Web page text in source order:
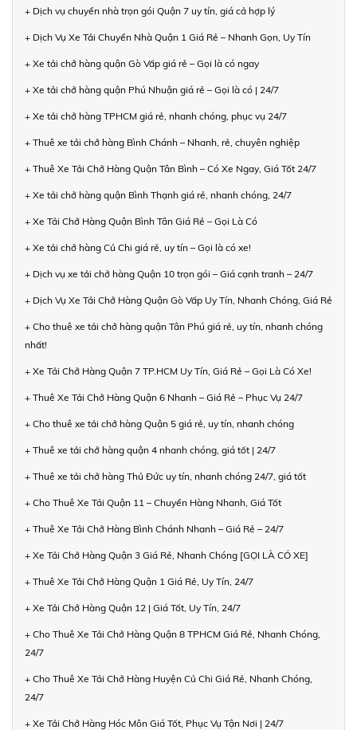
+ Dịch vụ chuyển nhà trọn gói Quận 7 uy tín, giá cả hợp lý
+ Dịch Vụ Xe Tải Chuyển Nhà Quận 1 Giá Rẻ – Nhanh Gọn, Uy Tín
+ Xe tải chở hàng quận Gò Vấp giá rẻ – Gọi là có ngay
+ Xe tải chở hàng quận Phú Nhuận giá rẻ – Gọi là có | 24/7
+ Xe tải chở hàng TPHCM giá rẻ, nhanh chóng, phục vụ 24/7
+ Thuê xe tải chở hàng Bình Chánh – Nhanh, rẻ, chuyên nghiệp
+ Thuê Xe Tải Chở Hàng Quận Tân Bình – Có Xe Ngay, Giá Tốt 24/7
+ Xe tải chở hàng quận Bình Thạnh giá rẻ, nhanh chóng, 24/7
+ Xe Tải Chở Hàng Quận Bình Tân Giá Rẻ – Gọi Là Có
+ Xe tải chở hàng Củ Chi giá rẻ, uy tín – Gọi là có xe!
+ Dịch vụ xe tải chở hàng Quận 10 trọn gói – Giá cạnh tranh – 24/7
+ Dịch Vụ Xe Tải Chở Hàng Quận Gò Vấp Uy Tín, Nhanh Chóng, Giá Rẻ
+ Cho thuê xe tải chở hàng quận Tân Phú giá rẻ, uy tín, nhanh chóng
nhất!
+ Xe Tải Chở Hàng Quận 7 TP.HCM Uy Tín, Giá Rẻ – Gọi Là Có Xe!
+ Thuê Xe Tải Chở Hàng Quận 6 Nhanh – Giá Rẻ – Phục Vụ 24/7
+ Cho thuê xe tải chở hàng Quận 5 giá rẻ, uy tín, nhanh chóng
+ Thuê xe tải chở hàng quận 4 nhanh chóng, giá tốt | 24/7
+ Thuê xe tải chở hàng Thủ Đức uy tín, nhanh chóng 24/7, giá tốt
+ Cho Thuê Xe Tải Quận 11 – Chuyển Hàng Nhanh, Giá Tốt
+ Thuê Xe Tải Chở Hàng Bình Chánh Nhanh – Giá Rẻ – 24/7
+ Xe Tải Chở Hàng Quận 3 Giá Rẻ, Nhanh Chóng [GỌI LÀ CÓ XE]
+ Thuê Xe Tải Chở Hàng Quận 1 Giá Rẻ, Uy Tín, 24/7
+ Xe Tải Chở Hàng Quận 12 | Giá Tốt, Uy Tín, 24/7
+ Cho Thuê Xe Tải Chở Hàng Quận 8 TPHCM Giá Rẻ, Nhanh Chóng,
24/7
+ Cho Thuê Xe Tải Chở Hàng Huyện Củ Chi Giá Rẻ, Nhanh Chóng,
24/7
+ Xe Tải Chở Hàng Hóc Môn Giá Tốt, Phục Vụ Tận Nơi | 24/7